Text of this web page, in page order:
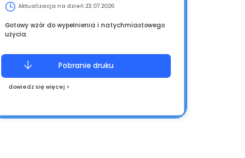
Aktualizacja na dzień 23.07.2026
Gotowy wzór do wypełnienia i natychmiastowego
użycia.
dowiedz się więcej >
Pobranie druku